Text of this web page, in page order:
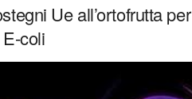
Ue all’ortofrutta per
coli